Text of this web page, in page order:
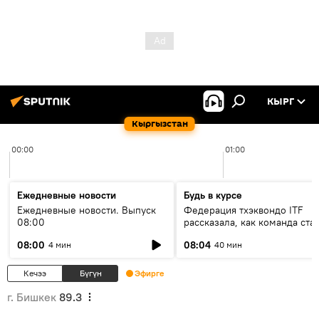
Кыргызстан
КЫРГ
00:00 01:00
Ежедневные новости
Ежедневные новости. Выпуск
08:00
08:00 4 мин
Будь в курсе
Федерация тхэквондо ITF
рассказала, как команда
08:04 40 мин
Кечээ Бүгүн Эфирге
г. Бишкек 89.3